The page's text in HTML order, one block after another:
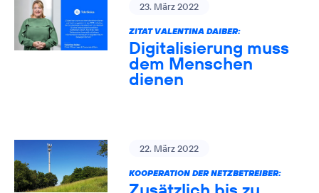
23. März 2022
ZITAT VALENTINA DAIBER:
Digitalisierung muss
dem Menschen
dienen
22. März 2022
KOOPERATION DER NETZBETREIBER: